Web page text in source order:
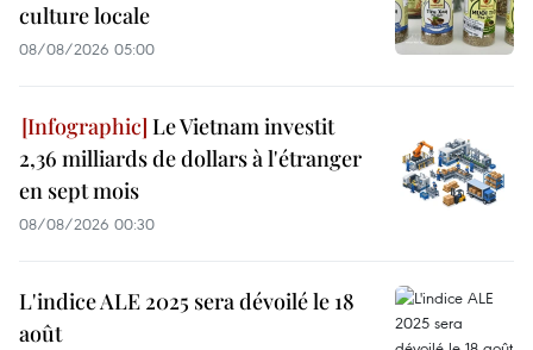
culture locale
08/08/2026 05:00
Le Vietnam investit
2,36 milliards de dollars à l'étranger
en sept mois
08/08/2026 00:30
L'indice ALE 2025 sera dévoilé le 18
août